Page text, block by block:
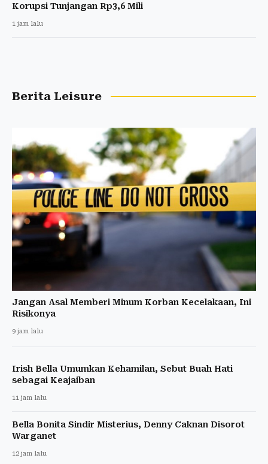
Korupsi Tunjangan Rp3,6 Mili
1 jam lalu
Berita Leisure
Jangan Asal Memberi Minum Korban Kecelakaan, Ini
Risikonya
9 jam lalu
Irish Bella Umumkan Kehamilan, Sebut Buah Hati
sebagai Keajaiban
11 jam lalu
Bella Bonita Sindir Misterius, Denny Caknan Disorot
Warganet
12 jam lalu